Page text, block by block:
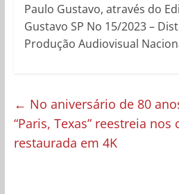
Paulo Gustavo, através do
Gustavo SP No 15/2023 –
Produção Audiovisual
← No aniversário de 80
“Paris, Texas” reestreia
restaurada em 4K